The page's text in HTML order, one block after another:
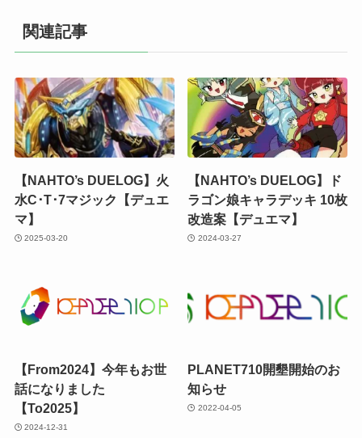
関連記事
【NAHTO’s DUELOG】火
水C･T･7マジック【デュエ
マ】
2025-03-20
【NAHTO’s DUELOG】ド
ラゴン娘キャラデッキ 10枚
改造案【デュエマ】
2024-03-27
【From2024】今年もお世
話になりました
【To2025】
2024-12-31
PLANET710開墾開始のお
知らせ
2022-04-05